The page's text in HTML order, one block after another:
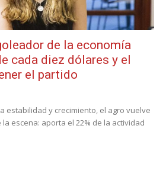
de la economía
cada diez dólares y el
el partido
estabilidad y crecimiento, el agro vuelve
escena: aporta el 22% de la actividad